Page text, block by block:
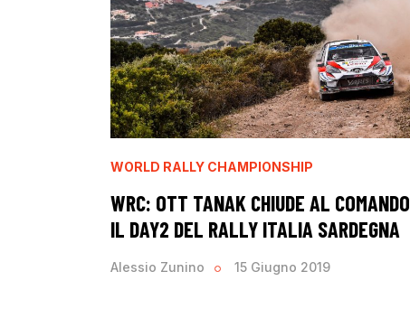
WORLD RALLY CHAMPIONSHIP
WRC: OTT TANAK CHIUDE AL COMANDO
IL DAY2 DEL RALLY ITALIA SARDEGNA
Alessio Zunino 15 Giugno 2019